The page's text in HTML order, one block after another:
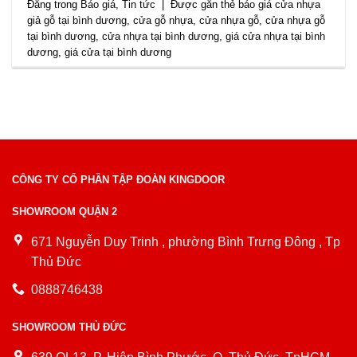
Đăng trong Báo giá ,Tin tức Được gắn thẻ báo giá cửa nhựa
giả gỗ tại bình dương ,cửa gỗ nhựa ,cửa nhựa gỗ ,cửa nhựa gỗ
tại bình dương ,cửa nhựa tại bình dương ,giá cửa nhựa tại bình
dương ,giá cửa tại bình dương
CÔNG TY CỔ PHẦN TẬP ĐOÀN KINGDOOR
SHOWROOM QUẬN 2
671 Nguyễn Duy Trinh , phường Bình Trưng Đông , Tp
Thủ Đức
0888746438
SHOWROOM THỦ ĐỨC